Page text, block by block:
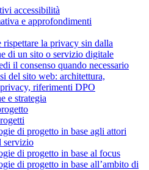
accessibilità
e approfondimenti
rispettare la privacy sin dalla
di un sito o servizio digitale
il consenso quando necessario
del sito web: architettura,
riferimenti DPO
e strategia
di progetto in base agli attori
servizio
di progetto in base al focus
di progetto in base all’ambito di